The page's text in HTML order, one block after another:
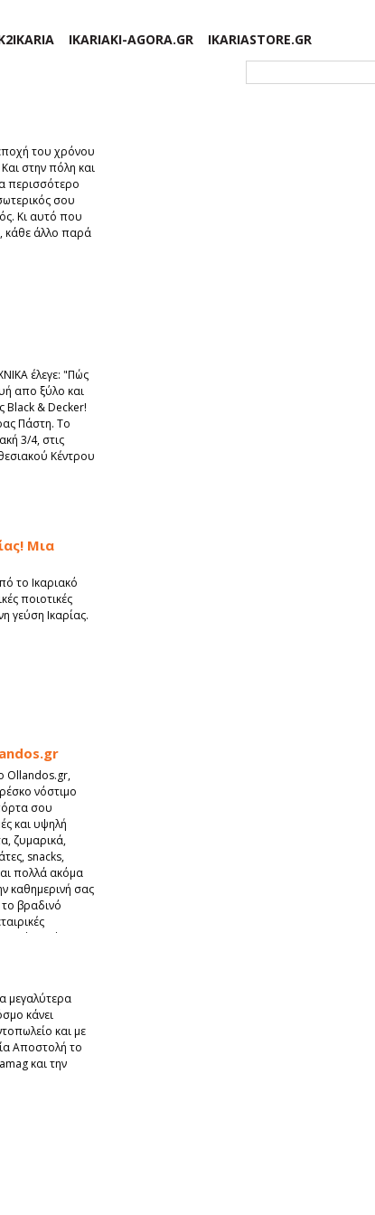
IKARIAKI-AGORA.GR
IKARIASTORE.GR
του χρόνου
στην πόλη και
περισσότερο
σου
Κι αυτό που
κάθε άλλο παρά
έλεγε: "Πώς
απο ξύλο και
Black & Decker!
Πάστη. Το
3/4, στις
Κέντρου
Μια
το Ικαριακό
ποιοτικές
γεύση Ικαρίας.
Ollandos.gr,
νόστιμο
σου
και υψηλή
ζυμαρικά,
snacks,
πολλά ακόμα
καθημερινή σας
βραδινό
από αυτό, ο
σου.
μεγαλύτερα
κάνει
και με
Αποστολή το
και την